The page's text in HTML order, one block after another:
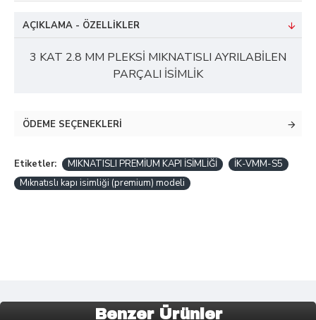
AÇIKLAMA - ÖZELLIKLER
3 KAT 2.8 MM PLEKSİ MIKNATISLI AYRILABİLEN
PARÇALI İSİMLİK
ÖDEME SEÇENEKLERI
Etiketler: MIKNATISLI PREMİUM KAPI İSİMLİĞİ
İK-VMM-S5
Mıknatıslı kapı isimliği (premium) modeli
Benzer Ürünler